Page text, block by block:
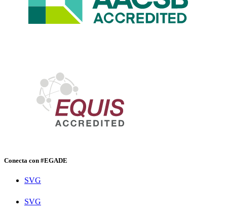
Conecta con #EGADE
SVG
SVG